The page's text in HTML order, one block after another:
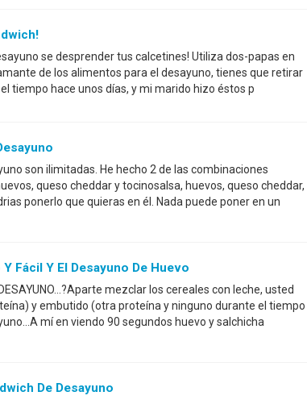
se desprender tus calcetines! Utiliza dos-papas en
de los alimentos para el desayuno, tienes que retirar
tiempo hace unos días, y mi marido hizo éstos p
son ilimitadas. He hecho 2 de las combinaciones
queso cheddar y tocinosalsa, huevos, queso cheddar,
ponerlo que quieras en él. Nada puede poner en un
Fácil Y El Desayuno De Huevo
mezclar los cereales con leche, usted
y embutido (otra proteína y ninguno durante el tiempo
mí en viendo 90 segundos huevo y salchicha
De Desayuno